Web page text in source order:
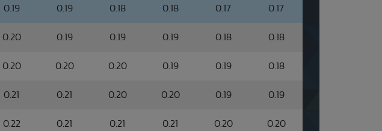
0.19 0.19 0.18 0.18 0.17 0.17
0.20 0.19 0.19 0.19 0.18 0.18
0.20 0.20 0.20 0.19 0.19 0.18
0.21 0.21 0.20 0.20 0.19 0.19
0.22 0.21 0.21 0.21 0.20 0.20